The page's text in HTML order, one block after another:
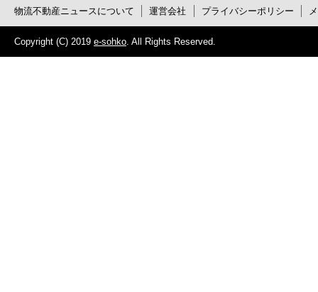
物流不動産ニュースについて 運営会社 プライバシーポリシー
Copyright (C) 2019 e-sohko . All Rights Reserved.